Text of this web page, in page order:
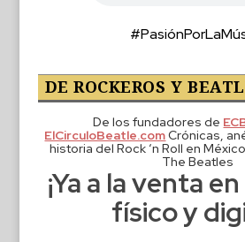
DE ROCKEROS Y
De los fundadores de
ElCirculoBeatle.comCrónicas,
historia del Rock ‘n Roll en
The Beatles
¡Ya a la venta
físico y